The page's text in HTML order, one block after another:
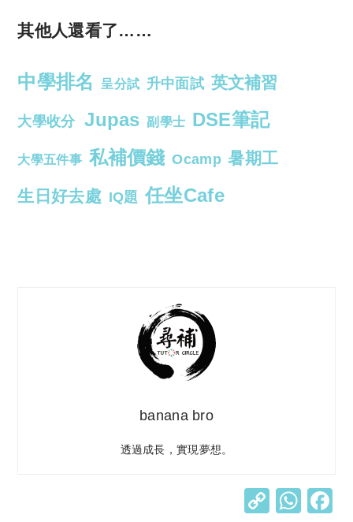
其他人還看了……
中學排名 呈分試 升中面試 英文補習
大學收分 Jupas 副學士 DSE筆記
大學五件事 私補價錢 Ocamp 暑期工
生日好去處 IQ題 任坐Cafe
banana bro
透過成長，實現夢想。
C W